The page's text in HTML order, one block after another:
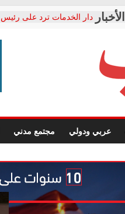
دار الخدمات ترد على رئيس
معاناة أصحاب
فرحات سليمان يكتب:
حزب التحالف الشعبي
صور .. اعتماد الرسومات
الوزاري لمدينة الصحفيين..
إنشاء المبنى الإداري
متابعة قضية الدكتور محمد
قرينة البراءة وضمانات
حق أصيل
عربي ودولي مجتمع مدني